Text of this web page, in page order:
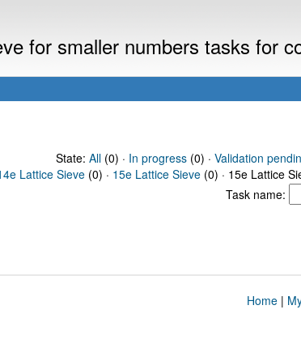
for smaller numbers tasks for
State: All(0) · In progress(0) · Validation
Lattice Sieve (0) · 15e Lattice Sieve (0) · 15e Lattice
Task name:
Home|